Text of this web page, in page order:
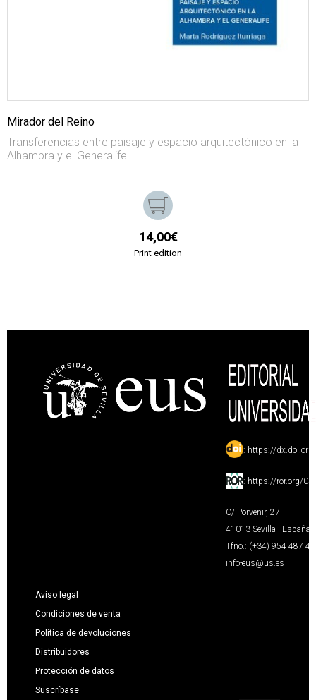
Mirador del Reino
Transferencias entre paisaje y espacio arquitectónico en la
Alhambra y el Generalife
14,00€
Print edition
: https://
: https://ror.org/
C/ Porvenir, 27
41013 Sevilla · España
Tfno.: (+34) 954 487
info-eus@us.es
Aviso legal
Condiciones de venta
Política de devoluciones
Distribuidores
Protección de datos
Suscríbase